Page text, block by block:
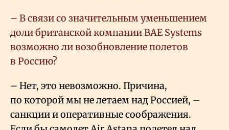
– В связи со значительным уменьшением
доли британской компании BAE Systems
возможно ли возобновление полетов
в Россию?
– Нет, это невозможно. Причина,
по которой мы не летаем над Россией, –
санкции и оперативные соображения.